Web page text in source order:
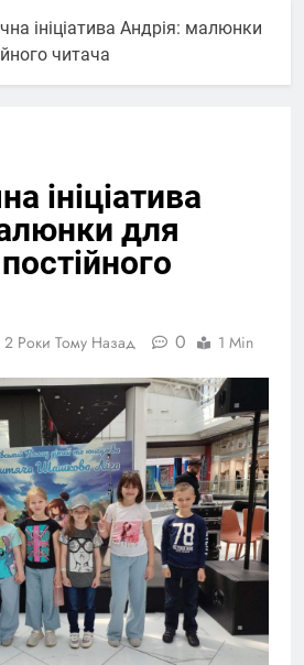
ініціатива Андрія: малюнки
читача
ініціатива
для
2 Роки Тому Назад 0 1 Min